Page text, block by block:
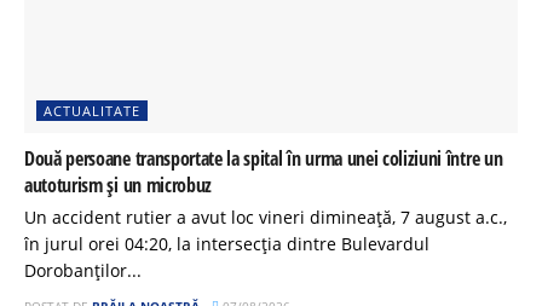
ACTUALITATE
Două persoane transportate la spital în urma unei coliziuni între un
autoturism și un microbuz
Un accident rutier a avut loc vineri dimineață, 7 august a.c.,
în jurul orei 04:20, la intersecția dintre Bulevardul
Dorobanților...